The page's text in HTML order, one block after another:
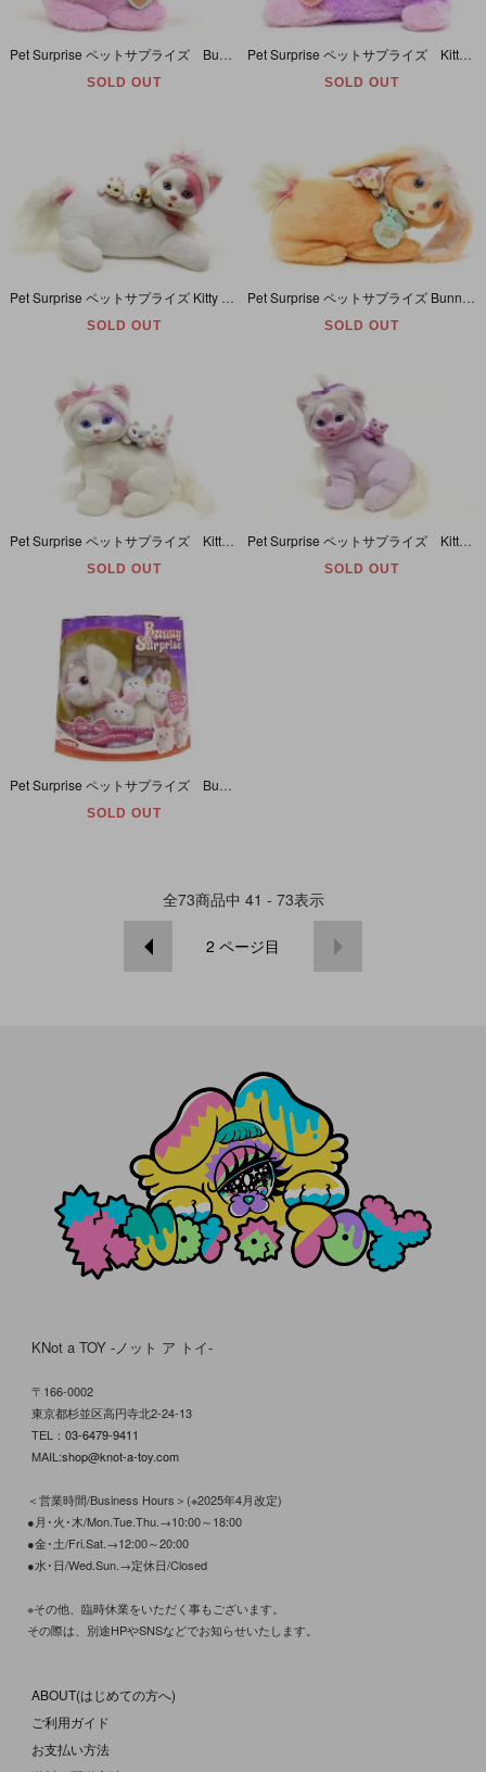
SOLD OUT SOLD OUT
SOLD OUT SOLD OUT
Pet Surprise ペットサプライズ Kitty Surprise キティサプライズ ぬいぐるみ ホワイト (座り)
SOLD OUT SOLD OUT
Pet Surprise ペットサプライズ Bunny Surprise バニーサプライズ ぬいぐるみ 2005年
SOLD OUT
全73商品中 41 - 73表示
2 ページ目
KNot a TOY -ノット ア トイ-
〒166-0002
東京都杉並区高円寺北2-24-13
TEL： 03-6479-9411
MAIL:shop@knot-a-toy.com
＜営業時間/Business Hours＞(※2025年4月改定)
●月･火･木/Mon.Tue.Thu.→10:00～18:00
●金･土/Fri.Sat.→12:00～20:00
●水･日/Wed.Sun.→定休日/Closed
※その他、臨時休業をいただく事もございます。
その際は、別途HPやSNSなどでお知らせいたします。
ABOUT(はじめての方へ)
ご利用ガイド
お支払い方法